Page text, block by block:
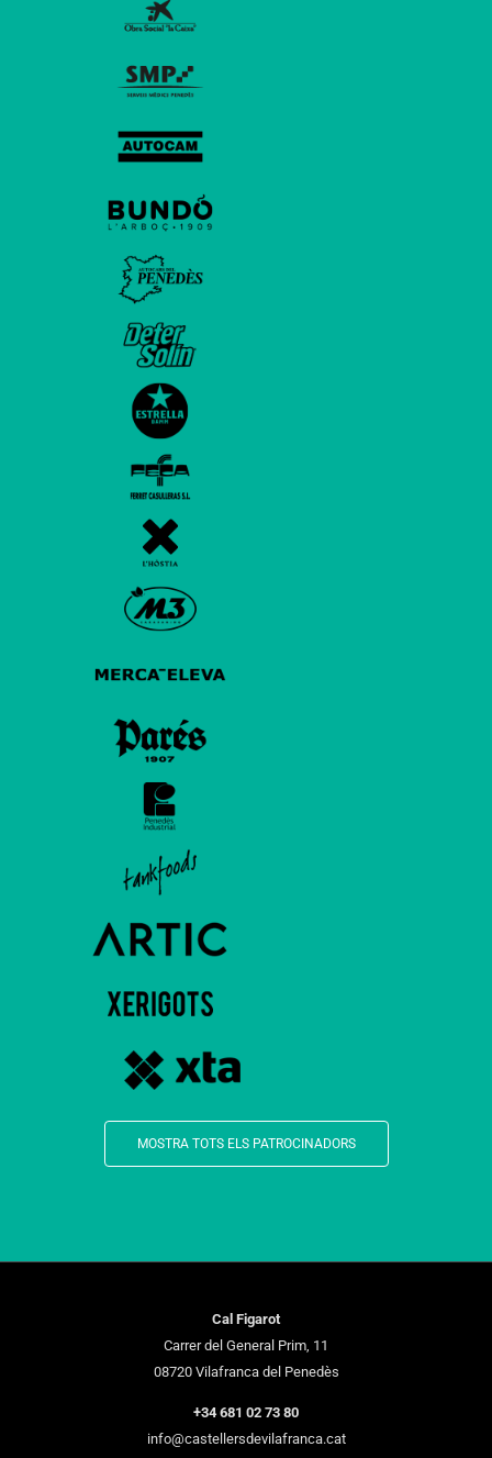
MOSTRA TOTS ELS PATROCINADORS
Cal Figarot
Carrer del General Prim, 11
08720 Vilafranca del Penedès
+34 681 02 73 80
info@castellersdevilafranca.cat